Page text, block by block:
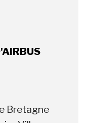
Bretagne